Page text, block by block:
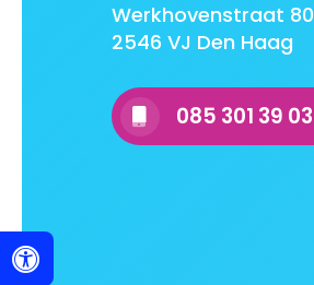
Werkhovenstraat 80
2546 VJ Den Haag
085 301 39 03